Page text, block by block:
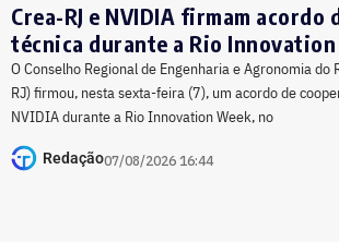
Crea-RJ e NVIDIA firmam acordo
técnica durante a Rio Innovation
O Conselho Regional de Engenharia e Agronomia do
RJ) firmou, nesta sexta-feira (7), um acordo de
NVIDIA durante a Rio Innovation Week, no
Redação07/08/2026 16:44